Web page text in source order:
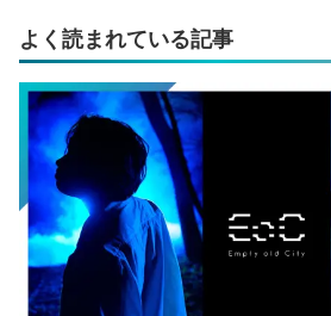
よく読まれている記事